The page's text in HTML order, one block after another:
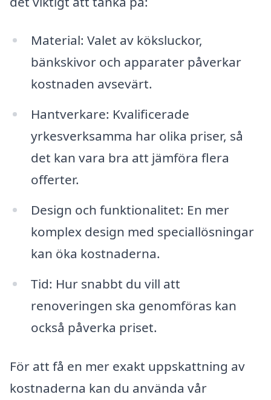
Material: Valet av köksluckor,
bänkskivor och apparater påverkar
kostnaden avsevärt.
Hantverkare: Kvalificerade
yrkesverksamma har olika priser, så
det kan vara bra att jämföra flera
offerter.
Design och funktionalitet: En mer
komplex design med speciallösningar
kan öka kostnaderna.
Tid: Hur snabbt du vill att
renoveringen ska genomföras kan
också påverka priset.
För att få en mer exakt uppskattning av
kostnaderna kan du använda vår